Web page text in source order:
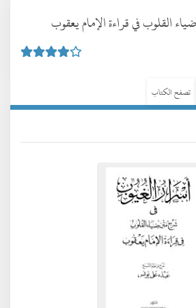
القلوب في قراءة الإمام يعقوب
تصفح الكتاب